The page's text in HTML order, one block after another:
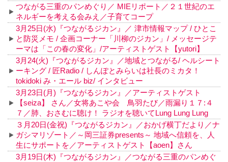
つながる三重のパンめぐり／ MIEリポート／２１世紀のエ
ネルギーを考える会みえ／子育てコープ
3月25日(水)『つながるジカン』／ 津市情報マップ / ひとこ
と防災メモ / 企画コーナー「川柳のジカン」/ メッセージテ
ーマは「この春の変化」/アーティストゲスト【yutori】
3月24(火)『つながるジカン』／地域とつながる/ ヘルシート
ーキング / 匠Radio / しんぽとみらいは社長のミカタ！
tokidoki み・エール biz/ インタビュー
3月23日(月)『つながるジカン』／アーティストゲスト
【seiza】 さん／女将あこや会 鳥羽たび／雨漏り１７:４
７／肺、おさむに聴け！ ラジオを聴いてLung Lung Lung
３月20日(金祝)『つながるジカン』／おかげ横丁だより／ナ
ガシマリゾート／～岡三証券presents～ 地域へ信頼を、人
生にサポートを／アーティストゲスト【aoen】さん
3月19日(木)『つながるジカン』／つながる三重のパンめぐ